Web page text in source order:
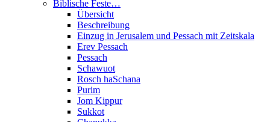
Biblische Feste…
Übersicht
Beschreibung
Einzug in Jerusalem und Pessach mit Zeitskala
Erev Pessach
Pessach
Schawuot
Rosch haSchana
Purim
Jom Kippur
Sukkot